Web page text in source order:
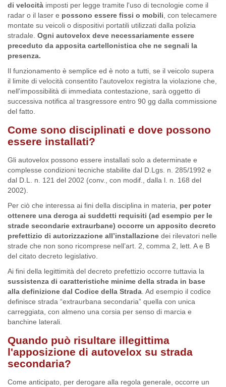
di velocità imposti per legge tramite l'uso di tecnologie come il
radar o il laser e possono essere fissi o mobili , con telecamere
montate su veicoli o dispositivi portatili utilizzati dalla polizia
stradale. Ogni autovelox deve necessariamente essere
preceduto da apposita cartellonistica che ne segnali la
presenza.
Il funzionamento è semplice ed è noto a tutti, se il veicolo supera
il limite di velocità consentito l'autovelox registra la violazione che,
nell'impossibilità di immediata contestazione, sarà oggetto di
successiva notifica al trasgressore entro 90 gg dalla commissione
del fatto.
Come sono disciplinati e dove possono
essere installati?
Gli autovelox possono essere installati solo a determinate e
complesse condizioni tecniche stabilite dal D.Lgs. n. 285/1992 e
dal D.L. n. 121 del 2002 (conv., con modif., dalla l. n. 168 del
2002).
Per ciò che interessa ai fini della disciplina in materia, per poter
ottenere una deroga ai suddetti requisiti (ad esempio per le
strade secondarie extraurbane) occorre un apposito decreto
prefettizio di autorizzazione all’installazione dei rilevatori nelle
strade che non sono ricomprese nell’art. 2, comma 2, lett. A e B
del citato decreto legislativo.
Ai fini della legittimità del decreto prefettizio occorre tuttavia la
sussistenza di caratteristiche minime della strada in base
alla definizione dal Codice della Strada . Ad esempio il codice
definisce strada “extraurbana secondaria” quella con unica
carreggiata, con almeno una corsia per senso di marcia e
banchine laterali.
Quando può risultare illegittima
l'apposizione di autovelox su strada
secondaria?
Come anticipato, per derogare alla regola generale, occorre un